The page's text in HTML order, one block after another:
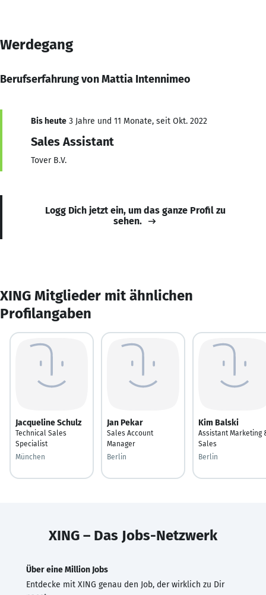
Werdegang
Berufserfahrung von Mattia Intennimeo
Bis heute 3 Jahre und 11 Monate, seit Okt. 2022
Sales Assistant
Tover B.V.
Logg Dich jetzt ein, um das ganze Profil zu
sehen.
XING Mitglieder mit ähnlichen
Profilangaben
Jacqueline Schulz
Technical Sales
Specialist
München
Jan Pekar
Sales Account
Manager
Berlin
Kim Balski
Assistant Marketing
Sales
Berlin
XING – Das Jobs-Netzwerk
Über eine Million Jobs
Entdecke mit XING genau den Job, der wirklich zu Dir